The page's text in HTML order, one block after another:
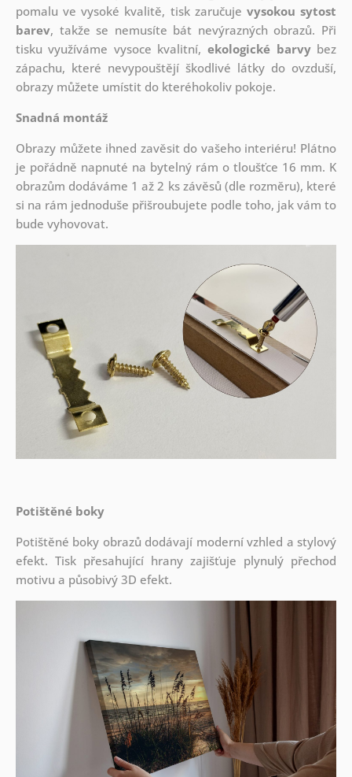
pomalu ve vysoké kvalitě, tisk zaručuje vysokou sytost
barev, takže se nemusíte bát nevýrazných obrazů. Při
tisku využíváme vysoce kvalitní,ekologické barvybez
zápachu, které nevypouštějí škodlivé látky do ovzduší,
obrazy můžete umístit do kteréhokoliv pokoje.
Snadná montáž
Obrazy můžete ihned zavěsit do vašeho interiéru! Plátno
je pořádně napnuté na bytelný rám o tloušťce 16 mm. K
obrazům dodáváme 1 až 2 ks závěsů (dle rozměru), které
si na rám jednoduše přišroubujete podle toho, jak vám to
bude vyhovovat.
Potištěné boky
Potištěné boky obrazů dodávají moderní vzhled a stylový
efekt. Tisk přesahující hrany zajišťuje plynulý přechod
motivu a působivý 3D efekt.